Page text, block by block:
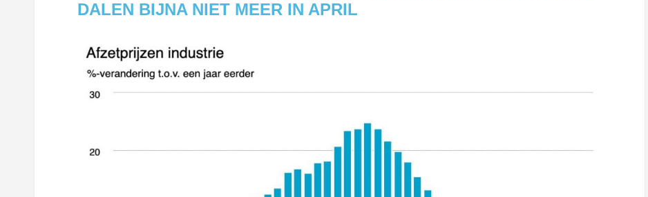
DALEN BIJNA NIET MEER IN APRIL